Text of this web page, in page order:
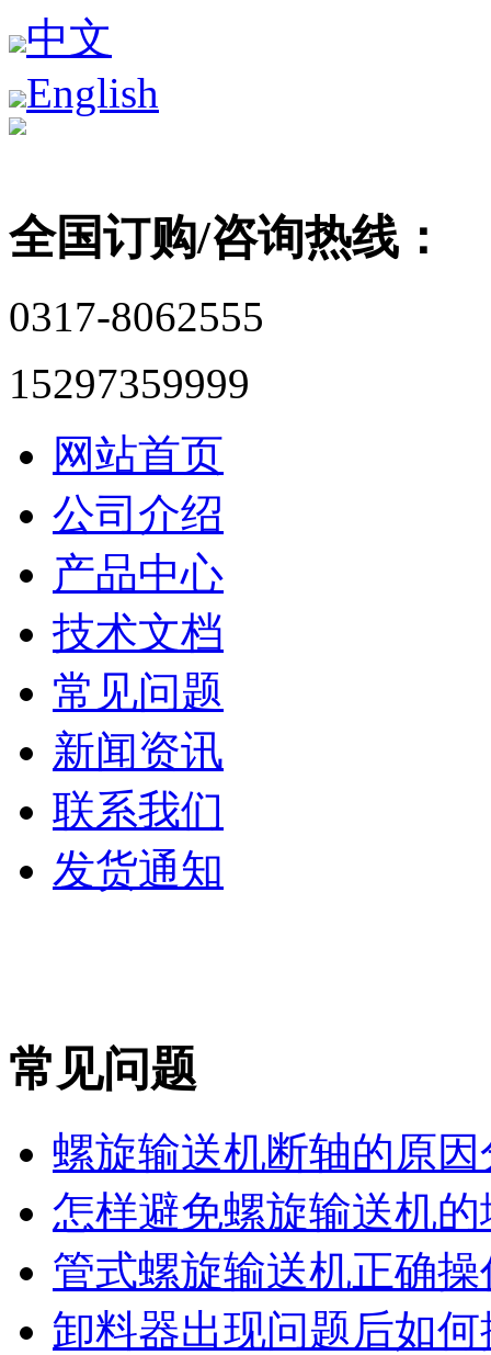
中文
English
全国订购/咨询热线：
0317-8062555
15297359999
网站首页
公司介绍
产品中心
技术文档
常见问题
新闻资讯
联系我们
发货通知
常见问题
螺旋输送机断轴的原因
怎样避免螺旋输送机
管式螺旋输送机正确
卸料器出现问题后如何